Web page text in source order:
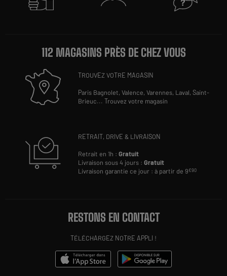
112 MAGASINS PRÈS DE CHEZ VOUS
TROUVEZ VOTRE MAGASIN
Paris Bagnolet,Valence,Varennes, Laval,Saint-
Brieuc...Trouvez votre magasin
RETRAIT, DRIVE & LIVRAISON
Retrait en 1h :Gratuit
Livraison sous 4 jours :Gratuit
Livraison garantie ce jour : à partir de 9€90
RESTONS EN CONTACT
TÉLÉCHARGEZ NOTRE APPLI !